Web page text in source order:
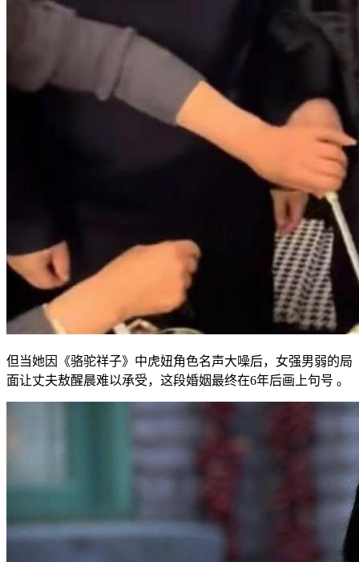
但当她因《骆驼祥子》中虎妞角色名声大噪后，女强男弱的局
面让丈夫敖醒晨难以承受，这段婚姻最终在6年后画上句号 。